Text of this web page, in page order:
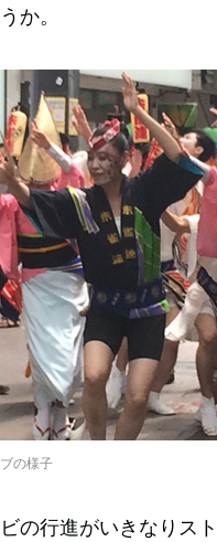
か。
の様子
の行進がいきなりス